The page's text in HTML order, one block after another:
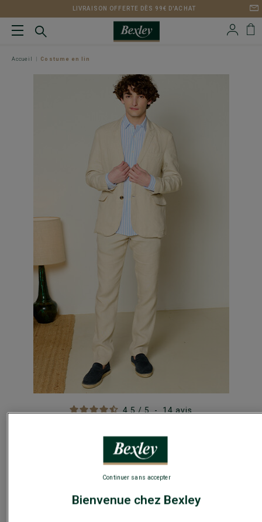
LIVRAISON OFFERTE DÈS 99€ D'ACHAT
Accueil Costume en lin
4.5 / 5- 14avis
Bienvenue chez Bexley
Continuer sans accepter